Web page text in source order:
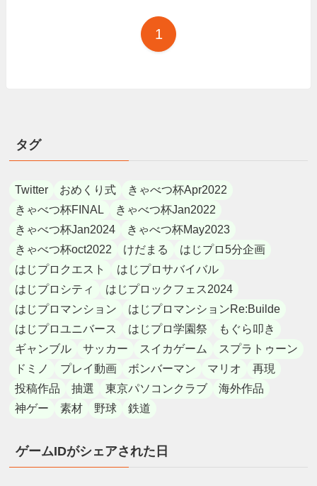
1
タグ
Twitter おめくり式
きゃべつ杯Apr2022
きゃべつ杯FINAL
きゃべつ杯Jan2022
きゃべつ杯Jan2024
きゃべつ杯May2023
きゃべつ杯oct2022
けだまる
はじプロ5分企画
はじプロクエスト
はじプロサバイバル
はじプロシティ
はじプロックフェス2024
はじプロマンション
はじプロマンションRe:Builde
はじプロユニバース
はじプロ学園祭
もぐら叩き
ギャンブル
サッカー スイカゲーム
スプラトゥーン
ドミノ
プレイ動画 ボンバーマン マリオ
再現
投稿作品
抽選 東京パソコンクラブ
海外作品
神ゲー
素材 野球 鉄道
ゲームIDがシェアされた日